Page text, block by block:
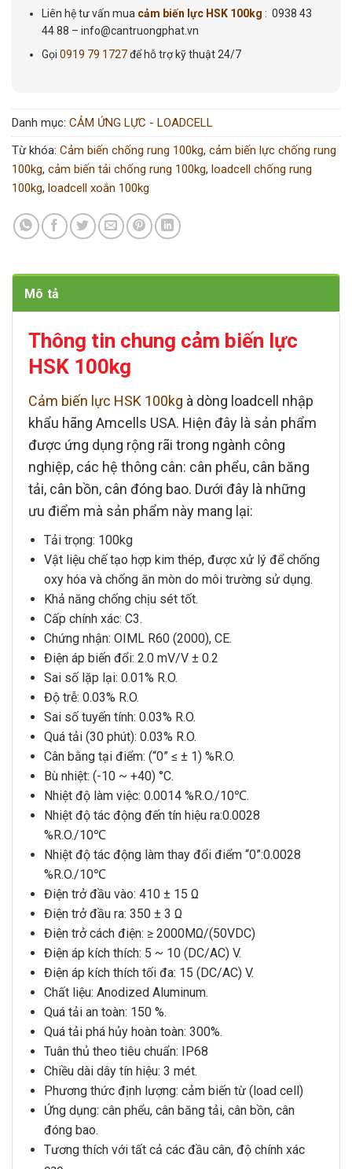
Liên hệ tư vấn mua cảm biến lực HSK 100kg : 0938 43
44 88 – info@cantruongphat.vn
Gọi0919 79 1727để hỗ trợ kỹ thuật 24/7
Danh mục: CẢM ỨNG LỰC - LOADCELL
Từ khóa: Cảm biến chống rung 100kg, cảm biến lực chống rung
100kg, cảm biến tải chống rung 100kg, loadcell chống rung
100kg, loadcell xoắn 100kg
Mô tả
Thông tin chung cảm biến lực
HSK 100kg
Cảm biến lực HSK 100kg à dòng loadcell nhập
khẩu hãng Amcells USA. Hiện đây là sản phẩm
được ứng dụng rộng rãi trong ngành công
nghiệp, các hệ thông cân: cân phểu, cân băng
tải, cân bồn, cân đóng bao. Dưới đây là những
ưu điểm mà sản phẩm này mang lại:
Tải trọng: 100kg
Vật liệu chế tạo hợp kim thép, được xử lý để chống
oxy hóa và chống ăn mòn do môi trường sử dụng.
Khả năng chống chịu sét tốt.
Cấp chính xác: C3.
Chứng nhận: OIML R60 (2000), CE.
Điện áp biến đổi: 2.0 mV/V ± 0.2
Sai số lặp lại: 0.01% R.O.
Độ trễ: 0.03% R.O.
Sai số tuyến tính: 0.03% R.O.
Quá tải (30 phút): 0.03% R.O.
Cân bằng tại điểm: (“0” ≤ ± 1) %R.O.
Bù nhiệt: (-10 ~ +40) °C.
Nhiệt độ làm việc: 0.0014 %R.O./10℃.
Nhiệt độ tác động đến tín hiệu ra:0.0028
%R.O./10℃
Nhiệt độ tác động làm thay đổi điểm “0”:0.0028
%R.O./10℃
Điện trở đầu vào: 410 ± 15 Ω
Điện trở đầu ra: 350 ± 3 Ω
Điện trở cách điện: ≥ 2000MΩ/(50VDC)
Điện áp kích thích: 5 ~ 10 (DC/AC) V.
Điện áp kích thích tối đa: 15 (DC/AC) V.
Chất liệu: Anodized Aluminum.
Quá tải an toàn: 150 %.
Quá tải phá hủy hoàn toàn: 300%.
Tuân thủ theo tiêu chuẩn: IP68
Chiều dài dây tín hiệu: 3 mét.
Phương thức định lượng: cảm biến từ (load cell)
Ứng dụng: cân phểu, cân băng tải, cân bồn, cân
đóng bao.
Tương thích với tất cả các đầu cân, độ chính xác